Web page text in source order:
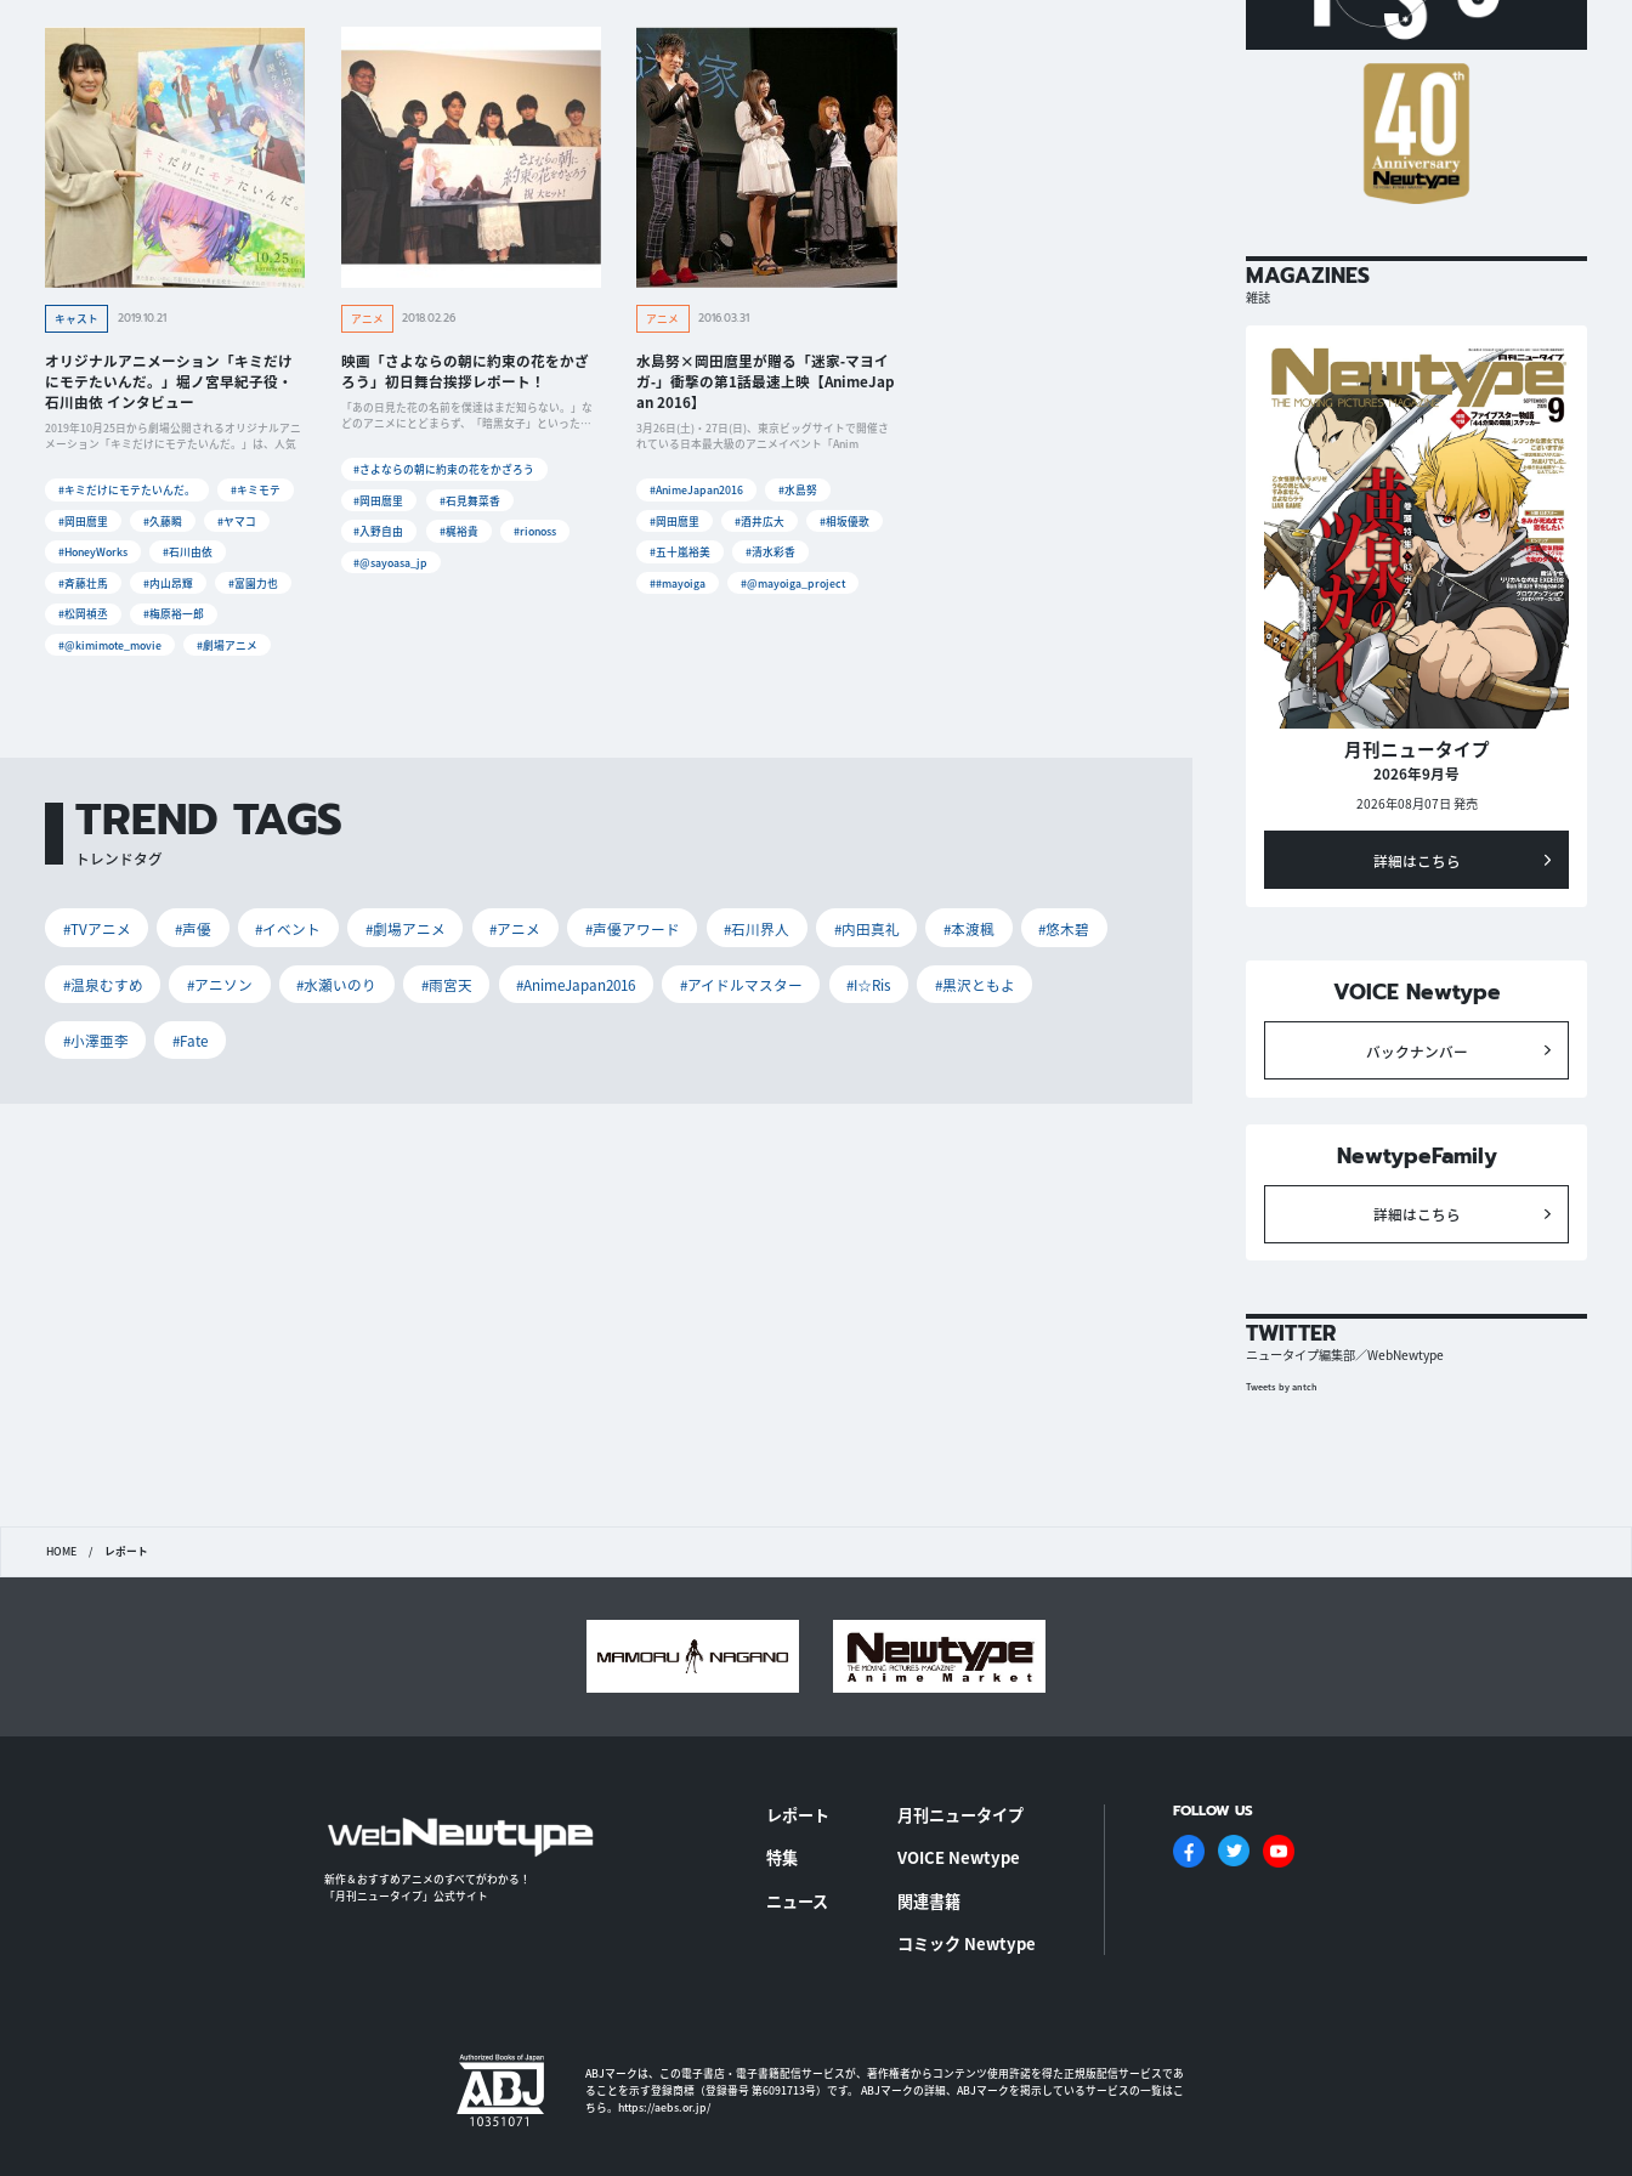
キャスト 2019.10.21
オリジナルアニメーション「キミだけ
にモテたいんだ。」堀ノ宮早紀子役・
石川由依 インタビュー
2019年10月25日から劇場公開されるオリジナルアニ
メーション「キミだけにモテたいんだ。」は、人気
#キミだけにモテたいんだ。
#キミモテ
#岡田麿里
#久藤瞬
#ヤマコ
#HoneyWorks
#石川由依
#斉藤壮馬
#内山昂輝
#富園力也
#松岡禎丞
#梅原裕一郎
#@kimimote_movie
#劇場アニメ
アニメ 2018.02.26
映画「さよならの朝に約束の花をかざ
ろう」初日舞台挨拶レポート！
「あの日見た花の名前を僕達はまだ知らない。」な
どのアニメにとどまらず、「暗黒女子」といった実
#さよならの朝に約束の花をかざろう
#岡田麿里
#石見舞菜香
#入野自由
#梶裕貴
#rionoss
#@sayoasa_jp
アニメ 2016.03.31
水島努×岡田麿里が贈る「迷家‐マヨイ
ガ‐」衝撃の第1話最速上映【AnimeJap
an 2016】
3月26日(土)・27日(日)、東京ビッグサイトで開催さ
れている日本最大級のアニメイベント「Anim
#AnimeJapan2016
#水島努
#岡田麿里
#酒井広大
#相坂優歌
#五十嵐裕美
#清水彩香
##mayoiga
#@mayoiga_project
TREND TAGS
トレンドタグ
#TVアニメ #声優 #イベント #劇場アニメ #アニメ #声優アワード #石川界人 #内田真礼 #本渡楓 #悠木碧
#温泉むすめ #アニソン #水瀬いのり #雨宮天 #AnimeJapan2016 #アイドルマスター #I☆Ris #黒沢ともよ
#小澤亜李 #Fate
MAGAZINES
雑誌
月刊ニュータイプ
2026年9月号
2026年08月07日 発売
詳細はこちら
VOICE Newtype
バックナンバー
NewtypeFamily
詳細はこちら
TWITTER
ニュータイプ編集部／WebNewtype
Tweets by antch
HOME / レポート
新作＆おすすめアニメのすべてがわかる！
「月刊ニュータイプ」公式サイト
レポート
特集
ニュース
月刊ニュータイプ
VOICE Newtype
関連書籍
コミック Newtype
FOLLOW US
ABJマークは、この電子書店・電子書籍配信サービスが、著作権者からコンテンツ使用許諾を得た正規版配信サービスであ
ることを示す登録商標（登録番号 第6091713号）です。 ABJマークの詳細、ABJマークを掲示しているサービスの一覧はこ
ちら。 https://aebs.or.jp/